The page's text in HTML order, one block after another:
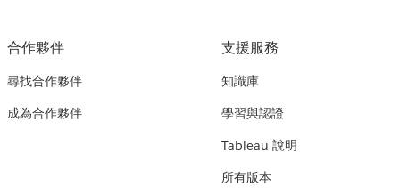
合作夥伴
尋找合作夥伴
成為合作夥伴
支援服務
知識庫
學習與認證
Tableau 說明
所有版本